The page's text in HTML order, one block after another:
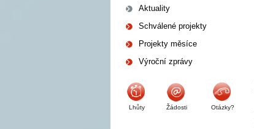
Aktuality
Schválené projekty
Projekty měsíce
Výroční zprávy
Lhůty Žádosti Otázky?